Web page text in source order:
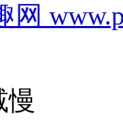
网
慢